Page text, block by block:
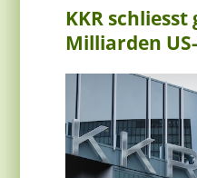
KKR
Milliarden